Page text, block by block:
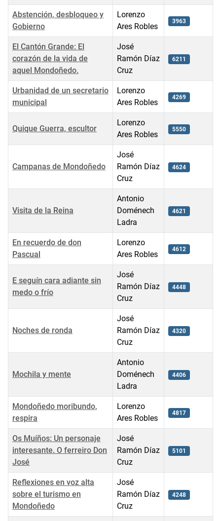
Abstención, desbloqueo y
Gobierno
Lorenzo
Ares Robles
3963
El Cantón Grande: El
corazón de la vida de
aquel Mondoñedo.
José
Ramón Díaz
Cruz
6211
Urbanidad de un secretario
municipal
Lorenzo
Ares Robles
4269
Quique Guerra, escultor
Lorenzo
Ares Robles
5550
Campanas de Mondoñedo
José
Ramón Díaz
Cruz
4624
Visita de la Reina
Antonio
Doménech
Ladra
4621
En recuerdo de don
Pascual
Lorenzo
Ares Robles
4612
E seguín cara adiante sin
medo o frío
José
Ramón Díaz
Cruz
4448
Noches de ronda
José
Ramón Díaz
Cruz
4320
Mochila y mente
Antonio
Doménech
Ladra
4406
Mondoñedo moribundo,
respira
Lorenzo
Ares Robles
4817
Os Muíños: Un personaje
interesante. O ferreiro Don
José
José
Ramón Díaz
Cruz
5101
Reflexiones en voz alta
sobre el turismo en
Mondoñedo
José
Ramón Díaz
Cruz
4248